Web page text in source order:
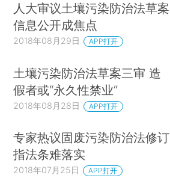
人大审议土壤污染防治法草案
信息公开成焦点
2018年08月29日 APP打开
土壤污染防治法草案三审 造
假者或“永久性禁业”
2018年08月28日 APP打开
专家热议固废污染防治法修订
指法条难落实
2018年07月25日 APP打开